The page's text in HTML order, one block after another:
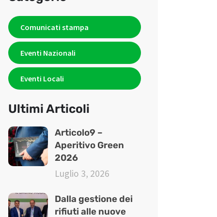
Comunicati stampa
Eventi Nazionali
Eventi Locali
Ultimi Articoli
Articolo9 –
Aperitivo Green
2026
Luglio 3, 2026
Dalla gestione dei
rifiuti alle nuove